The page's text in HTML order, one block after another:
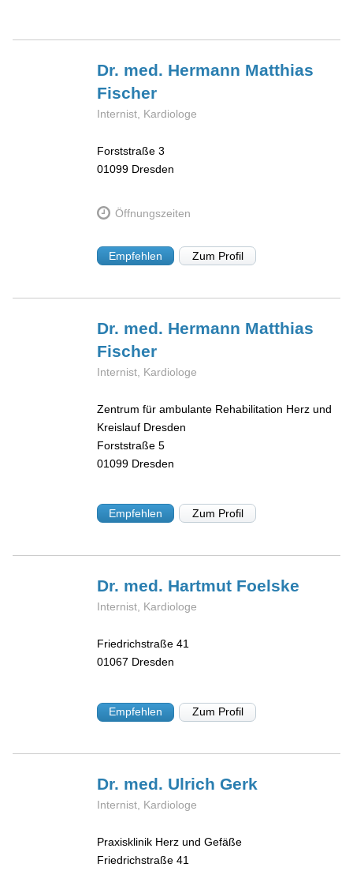
Dr. med. Hermann Matthias
Fischer
Internist, Kardiologe
Forststraße 3
01099 Dresden
Öffnungszeiten
Empfehlen Zum Profil
Dr. med. Hermann Matthias
Fischer
Internist, Kardiologe
Zentrum für ambulante Rehabilitation Herz und
Kreislauf Dresden
Forststraße 5
01099 Dresden
Empfehlen Zum Profil
Dr. med. Hartmut Foelske
Internist, Kardiologe
Friedrichstraße 41
01067 Dresden
Empfehlen Zum Profil
Dr. med. UlrichGerk
Internist, Kardiologe
Praxisklinik Herz und Gefäße
Friedrichstraße 41